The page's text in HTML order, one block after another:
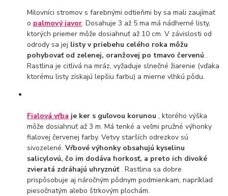
Milovníci stromov s farebnými odtieňmi by sa mali zaujímať
o palmový javor. Dosahuje 3 až 5 ma má nádherné listy,
ktorých priemer môže dosiahnuť až 10 cm. V závislosti od
odrody sa jej listy v priebehu celého roka môžu
pohybovať od zelenej, oranžovej po tmavo červenú.
Rastlina je citlivá na mráz, vyžaduje slnečné žiarenie (vďaka
ktorému listy získajú lepšiu farbu) a mierne vlhkú pôdu.
Fialová vŕba je ker s guľovou korunou, ktorého výška
môže dosiahnuť až 3 m. Má tenké a veľmi pružné výhonky
fialovej červenej farby. Vetvy starších odrezkov sú
sivozelené.Vŕbové výhonky obsahujú kyselinu
salicylovú, čo im dodáva horkosť, a preto ich divoké
zvieratá zdráhajú uhryznúť. Rastlina sa dobre
prispôsobuje aj náročným pôdnym podmienkam, napríklad
piesočnatým alebo štrkovým plochám.